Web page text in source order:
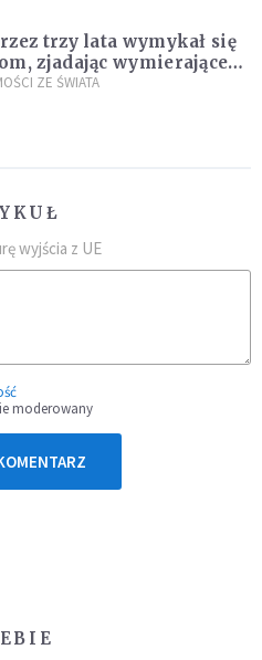
trzy lata wymykał się
zjadając wymierające
W końcu popełnił
ZE ŚWIATA
wyjścia z UE
moderowany